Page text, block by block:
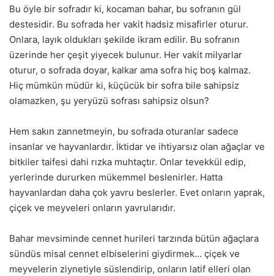
Bu öyle bir sofradır ki, kocaman bahar, bu sofranın gül
destesidir. Bu sofrada her vakit hadsiz misafirler oturur.
Onlara, layık oldukları şekilde ikram edilir. Bu sofranın
üzerinde her çeşit yiyecek bulunur. Her vakit milyarlar
oturur, o sofrada doyar, kalkar ama sofra hiç boş kalmaz.
Hiç mümkün müdür ki, küçücük bir sofra bile sahipsiz
olamazken, şu yeryüzü sofrası sahipsiz olsun?
Hem sakın zannetmeyin, bu sofrada oturanlar sadece
insanlar ve hayvanlardır. İktidar ve ihtiyarsız olan ağaçlar ve
bitkiler taifesi dahi rızka muhtaçtır. Onlar tevekkül edip,
yerlerinde dururken mükemmel beslenirler. Hatta
hayvanlardan daha çok yavru beslerler. Evet onların yaprak,
çiçek ve meyveleri onların yavrularıdır.
Bahar mevsiminde cennet hurileri tarzında bütün ağaçlara
sündüs misal cennet elbiselerini giydirmek… çiçek ve
meyvelerin ziynetiyle süslendirip, onların latif elleri olan